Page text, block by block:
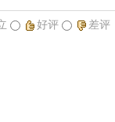
好评 差评